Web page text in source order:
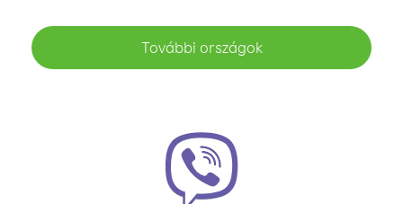
További országok